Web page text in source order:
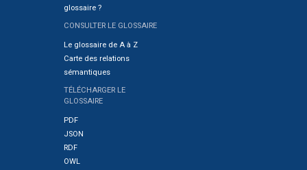
glossaire ?
CONSULTER LE GLOSSAIRE
Le glossaire de A à Z
Carte des relations
sémantiques
TÉLÉCHARGER LE
GLOSSAIRE
PDF
JSON
RDF
OWL